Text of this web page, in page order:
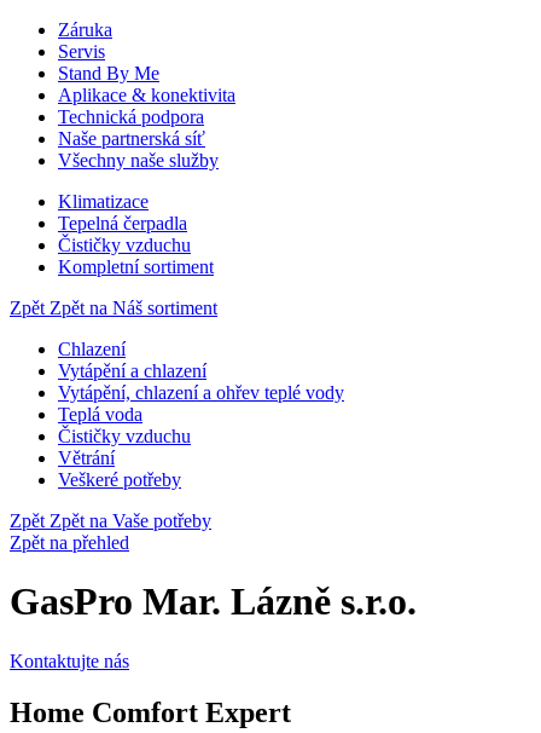
Záruka
Servis
Stand By Me
Aplikace & konektivita
Technická podpora
Naše partnerská síť
Všechny naše služby
Klimatizace
Tepelná čerpadla
Čističky vzduchu
Kompletní sortiment
Zpět Zpět na Náš sortiment
Chlazení
Vytápění a chlazení
Vytápění, chlazení a ohřev teplé vody
Teplá voda
Čističky vzduchu
Větrání
Veškeré potřeby
Zpět Zpět na Vaše potřeby
Zpět na přehled
GasPro Mar. Lázně s.r.o.
Kontaktujte nás
Home Comfort Expert